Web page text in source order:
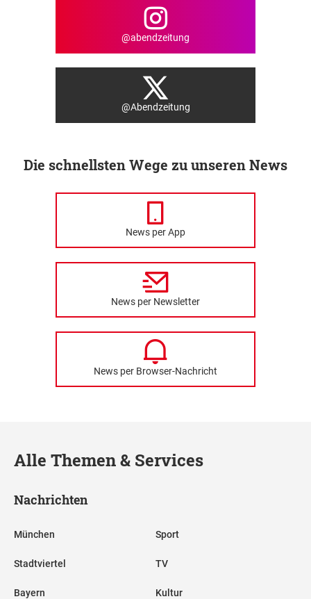
@abendzeitung
@Abendzeitung
Die schnellsten Wege zu unseren News
News per App
News per Newsletter
News per Browser-Nachricht
Alle Themen & Services
Nachrichten
München
Stadtviertel
Bayern
Sport
TV
Kultur